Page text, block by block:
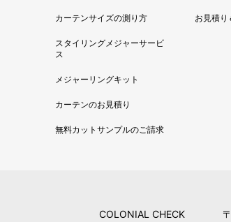
カーテンサイズの測り方
スタイリングメジャーサービ
ス
メジャーリングキット
カーテンのお見積り
無料カットサンプルのご請求
お見積り
COLONIAL CHECK